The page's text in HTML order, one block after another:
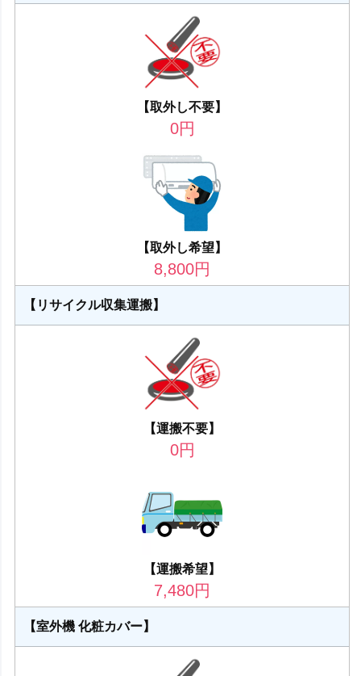
【取外し不要】
0円
【取外し希望】
8,800円
【リサイクル収集運搬】
【運搬不要】
0円
【運搬希望】
7,480円
【室外機 化粧カバー】